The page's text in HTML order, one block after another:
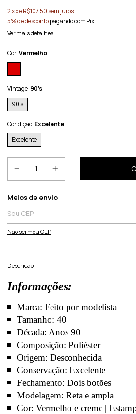
2x deR$107,50 sem juros
5% de descontopagando com Pix
Ver mais detalhes
Cor:Vermelho
Vintage: 90’s
90’s
Condição: Excelente
Excelente
Entregas para o CEP:
Meios de envio
Não sei meu CEP
Descrição
Informações:
Marca: Feito por modelista
Tamanho: 40
Década: Anos 90
Composição: Poliéster
Origem: Desconhecida
Conservação: Excelente
Fechamento: Dois botões
Modelagem: Reta e ampla
Cor: Vermelho e creme |